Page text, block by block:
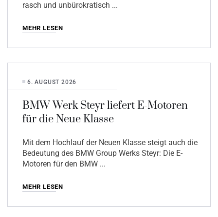
rasch und unbürokratisch
MEHR LESEN
BMW Werk Steyr liefert E-Motoren
für die Neue Klasse
Mit dem Hochlauf der Neuen Klasse steigt auch die
Bedeutung des BMW Group Werks Steyr: Die E-
Motoren für den BMW
6. AUGUST 2026
MEHR LESEN